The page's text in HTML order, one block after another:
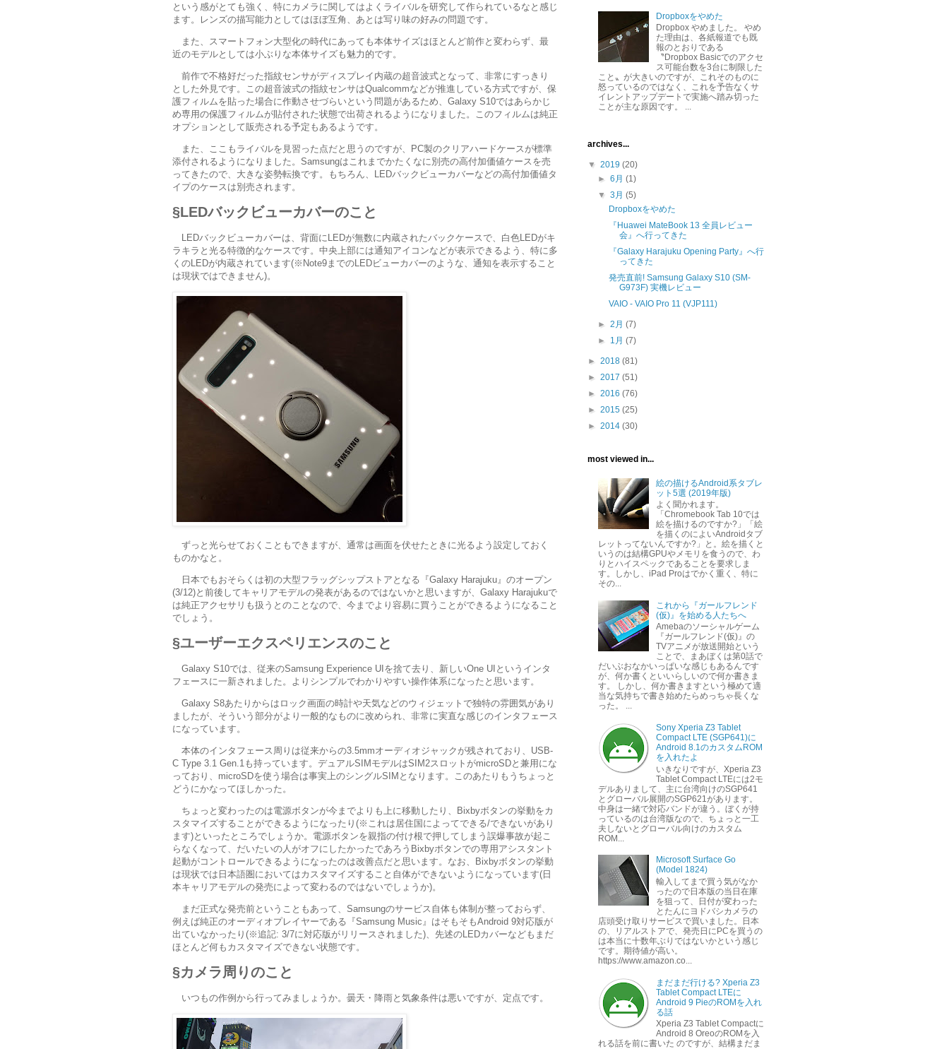
という感がとても強く、特にカメラに関してはよくライバルを研究して作られているなと感じ
ます。レンズの描写能力としてはほぼ互角、あとは写り味の好みの問題です。
また、スマートフォン大型化の時代にあっても本体サイズはほとんど前作と変わらず、最
近のモデルとしては小ぶりな本体サイズも魅力的です。
前作で不格好だった指紋センサがディスプレイ内蔵の超音波式となって、非常にすっきり
とした外見です。この超音波式の指紋センサはQualcommなどが推進している方式ですが、保
護フィルムを貼った場合に作動させづらいという問題があるため、Galaxy S10ではあらかじ
め専用の保護フィルムが貼付された状態で出荷されるようになりました。このフィルムは純正
オプションとして販売される予定もあるようです。
また、ここもライバルを見習った点だと思うのですが、PC製のクリアハードケースが標準
添付されるようになりました。Samsungはこれまでかたくなに別売の高付加価値ケースを売
ってきたので、大きな姿勢転換です。もちろん、LEDバックビューカバーなどの高付加価値タ
イプのケースは別売されます。
LEDバックビューカバーのこと
LEDバックビューカバーは、背面にLEDが無数に内蔵されたバックケースで、白色LEDがキ
ラキラと光る特徴的なケースです。中央上部には通知アイコンなどが表示できるよう、特に多
くのLEDが内蔵されています(※Note9までのLEDビューカバーのような、通知を表示すること
は現状ではできません)。
ずっと光らせておくこともできますが、通常は画面を伏せたときに光るよう設定しておく
ものかなと。
日本でもおそらくは初の大型フラッグシップストアとなる『Galaxy Harajuku』のオープン
(3/12)と前後してキャリアモデルの発表があるのではないかと思いますが、Galaxy Harajukuで
は純正アクセサリも扱うとのことなので、今までより容易に買うことができるようになること
でしょう。
ユーザーエクスペリエンスのこと
Galaxy S10では、従来のSamsung Experience UIを捨て去り、新しいOne UIというインタ
フェースに一新されました。よりシンプルでわかりやすい操作体系になったと思います。
Galaxy S8あたりからはロック画面の時計や天気などのウィジェットで独特の雰囲気があり
ましたが、そういう部分がより一般的なものに改められ、非常に実直な感じのインタフェース
になっています。
本体のインタフェース周りは従来からの3.5mmオーディオジャックが残されており、USB-
C Type 3.1 Gen.1も持っています。デュアルSIMモデルはSIM2スロットがmicroSDと兼用にな
っており、microSDを使う場合は事実上のシングルSIMとなります。このあたりもうちょっと
どうにかなってほしかった。
ちょっと変わったのは電源ボタンが今までよりも上に移動したり、Bixbyボタンの挙動をカ
スタマイズすることができるようになったり(※これは居住国によってできる/できないがあり
ます)といったところでしょうか。電源ボタンを親指の付け根で押してしまう誤爆事故が起こ
らなくなって、だいたいの人がオフにしたかったであろうBixbyボタンでの専用アシスタント
起動がコントロールできるようになったのは改善点だと思います。なお、Bixbyボタンの挙動
は現状では日本語圏においてはカスタマイズすること自体ができないようになっています(日
本キャリアモデルの発売によって変わるのではないでしょうか)。
まだ正式な発売前ということもあって、Samsungのサービス自体も体制が整っておらず、
例えば純正のオーディオプレイヤーである『Samsung Music』はそもそもAndroid 9対応版が
出ていなかったり(※追記: 3/7に対応版がリリースされました)、先述のLEDカバーなどもまだ
ほとんど何もカスタマイズできない状態です。
カメラ周りのこと
いつもの作例から行ってみましょうか。曇天・降雨と気象条件は悪いですが、定点です。
Dropboxをやめた
Dropbox やめました。 やめ
た理由は、各紙報道でも既
報のとおりである
〝Dropbox Basicでのアクセ
ス可能台数を3台に制限した
こと〟が大きいのですが、これそのものに
怒っているのではなく、これを予告なくサ
イレントアップデートで実施へ踏み切った
ことが主な原因です。 ...
archives...
▼ 2019 (20)
►6月(1)
▼3月(5)
Dropboxをやめた
『Huawei MateBook 13 全員レビュー
会』へ行ってきた
『Galaxy Harajuku Opening Party』へ行
ってきた
発売直前! Samsung Galaxy S10 (SM-
G973F) 実機レビュー
VAIO - VAIO Pro 11 (VJP111)
►2月(7)
► 1月(7)
► 2018 (81)
► 2017 (51)
► 2016 (76)
► 2015 (25)
► 2014 (30)
most viewed in...
絵の描けるAndroid系タブレ
ット5選 (2019年版)
よく聞かれます。
「Chromebook Tab 10では
絵を描けるのですか?」「絵
を描くのによいAndroidタブ
レットってないんですか?」と。絵を描くと
いうのは結構GPUやメモリを食うので、わ
りとハイスペックであることを要求しま
す。しかし、iPad Proはでかく重く、特に
その...
これから『ガールフレンド
(仮)』を始める人たちへ
Amebaのソーシャルゲーム
『ガールフレンド(仮)』の
TVアニメが放送開始という
ことで、まあぼくは第0話で
だいぶおなかいっぱいな感じもあるんです
が、何か書くといいらしいので何か書きま
す。 しかし、何か書きますという極めて適
当な気持ちで書き始めたらめっちゃ長くな
った。 ...
Sony Xperia Z3 Tablet
Compact LTE (SGP641)に
Android 8.1のカスタムROM
を入れたよ
いきなりですが、Xperia Z3
Tablet Compact LTEには2モ
デルありまして、主に台湾向けのSGP641
とグローバル展開のSGP621があります。
中身は一緒で対応バンドが違う。ぼくが持
っているのは台湾版なので、ちょっと一工
夫しないとグローバル向けのカスタム
ROM...
Microsoft Surface Go
(Model 1824)
輸入してまで買う気がなか
ったので日本版の当日在庫
を狙って、日付が変わった
とたんにヨドバシカメラの
店頭受け取りサービスで買いました。日本
の、リアルストアで、発売日にPCを買うの
は本当に十数年ぶりではないかという感じ
です。期待値が高い。
https://www.amazon.co...
まだまだ行ける? Xperia Z3
Tablet Compact LTEに
Android 9 PieのROMを入れ
る話
Xperia Z3 Tablet Compactに
Android 8 OreoのROMを入
れる話を前に書いた のですが、結構まだま